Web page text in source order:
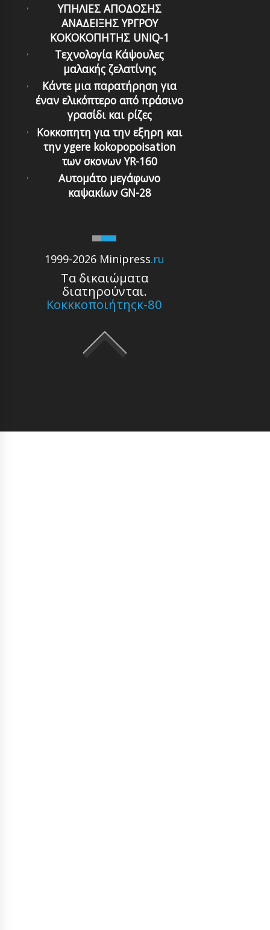
1999-2026 Minipress.ru
Τα δικαιώματα
διατηρούνται.
Κοκκκοποιήτηςκ-80
ΥΠΗΛΙΕΣ ΑΠΟΔΟΣΗΣ
ΑΝΑΔΕΙΞΗΣ ΥΡΓΡΟΥ
ΚΟΚΟΚΟΠΗΤΗΣ UNIQ-1
Τεχνολογία Κάψουλες
μαλακής ζελατίνης
Κάντε μια παρατήρηση για
έναν ελικόπτερο από πράσινο
γρασίδι και ρίζες
Κοκκοπητη για την εξηρη και
την ygere kokopopoisation
των σκονων YR-160
Αυτομάτο μεγάφωνο
καψακίων GN-28